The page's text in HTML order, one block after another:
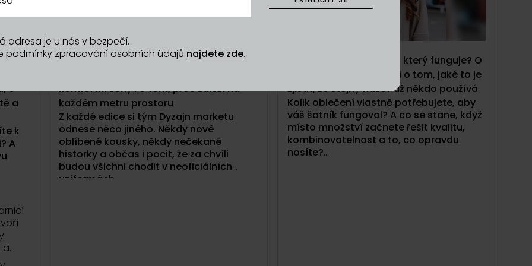
o
a
k
A
a
15/05/2026
55: Co nosí tým Dyzajn marketu? O
komfortní zóny i o tom, proč záleží na
každém metru prostoru
Z každé edice si tým Dyzajn marketu
odnese něco jiného. Někdy nové
oblíbené kousky, někdy nečekané
historky a občas i pocit, že za chvíli
budou všichni chodit v neoficiálních
uniformách.
54: Jak postavit šatník, který funguje? O
značce Taupe, tencelu i o tom, jaké to je
zjistit, že stejný název už někdo používá
Kolik oblečení vlastně potřebujete, aby
váš šatník fungoval? A co se stane, když
místo množství začnete řešit kvalitu,
kombinovatelnost a to, co opravdu
nosíte?
adresa je u nás v bezpečí.
podmínky zpracování osobních údajů najdete zde.